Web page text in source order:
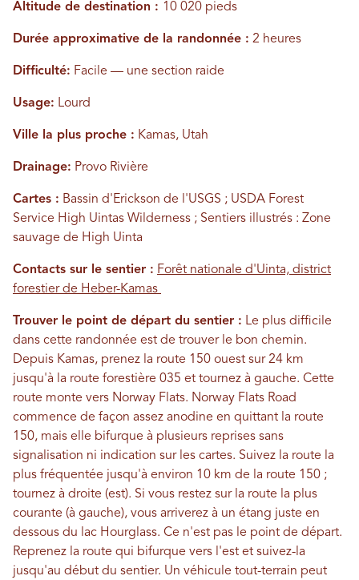
Altitude de destination : 10 020 pieds
Durée approximative de la randonnée : 2 heures
Difficulté: Facile — une section raide
Usage: Lourd
Ville la plus proche : Kamas, Utah
Drainage: Provo Rivière
Cartes : Bassin d'Erickson de l'USGS ; USDA Forest
Service High Uintas Wilderness ; Sentiers illustrés : Zone
sauvage de High Uinta
Contacts sur le sentier : Forêt nationale d'Uinta, district
forestier de Heber-Kamas
Trouver le point de départ du sentier : Le plus difficile
dans cette randonnée est de trouver le bon chemin.
Depuis Kamas, prenez la route 150 ouest sur 24 km
jusqu'à la route forestière 035 et tournez à gauche. Cette
route monte vers Norway Flats. Norway Flats Road
commence de façon assez anodine en quittant la route
150, mais elle bifurque à plusieurs reprises sans
signalisation ni indication sur les cartes. Suivez la route la
plus fréquentée jusqu'à environ 10 km de la route 150 ;
tournez à droite (est). Si vous restez sur la route la plus
courante (à gauche), vous arriverez à un étang juste en
dessous du lac Hourglass. Ce n'est pas le point de départ.
Reprenez la route qui bifurque vers l'est et suivez-la
jusqu'au début du sentier. Un véhicule tout-terrain peut